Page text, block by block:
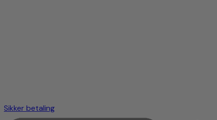
Sikker betaling